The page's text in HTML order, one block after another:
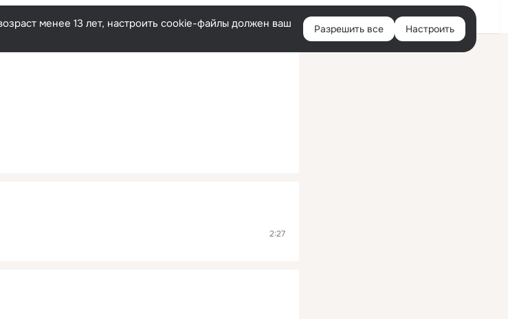
Русский Войти
менее 13 лет, настроить cookie-файлы должен ваш
Разрешить все Настроить
2:27